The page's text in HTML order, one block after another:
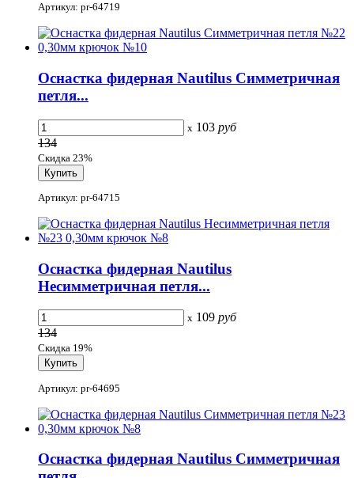
Артикул: pr-64719
Оснастка фидерная Nautilus Симметричная
петля...
x 103 руб
134
Скидка 23%
Артикул: pr-64715
Оснастка фидерная Nautilus
Несимметричная петля...
x 109 руб
134
Скидка 19%
Артикул: pr-64695
Оснастка фидерная Nautilus Симметричная